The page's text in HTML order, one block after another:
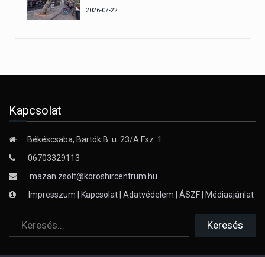
2026-07-22
Kapcsolat
Békéscsaba, Bartók B. u. 23/A Fsz. 1.
06703329113
mazan.zsolt@koroshircentrum.hu
Impresszum
Kapcsolat Adatvédelem ÁSZF Médiaajánlat